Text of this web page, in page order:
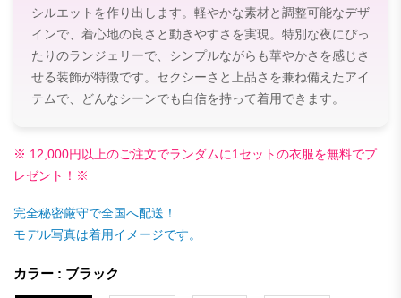
シルエットを作り出します。軽やかな素材と調整可能なデザ
インで、着心地の良さと動きやすさを実現。特別な夜にぴっ
たりのランジェリーで、シンプルながらも華やかさを感じさ
せる装飾が特徴です。セクシーさと上品さを兼ね備えたアイ
テムで、どんなシーンでも自信を持って着用できます。
※ 12,000円以上のご注文でランダムに1セットの衣服を無料でプ
レゼント！※
完全秘密厳守で全国へ配送！
モデル写真は着用イメージです。
カラー : ブラック